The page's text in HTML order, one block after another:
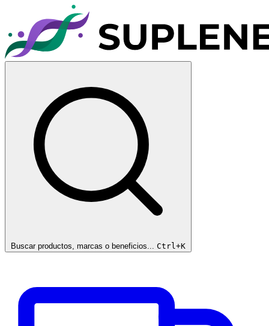
Buscar productos, marcas o beneficios... Ctrl+K